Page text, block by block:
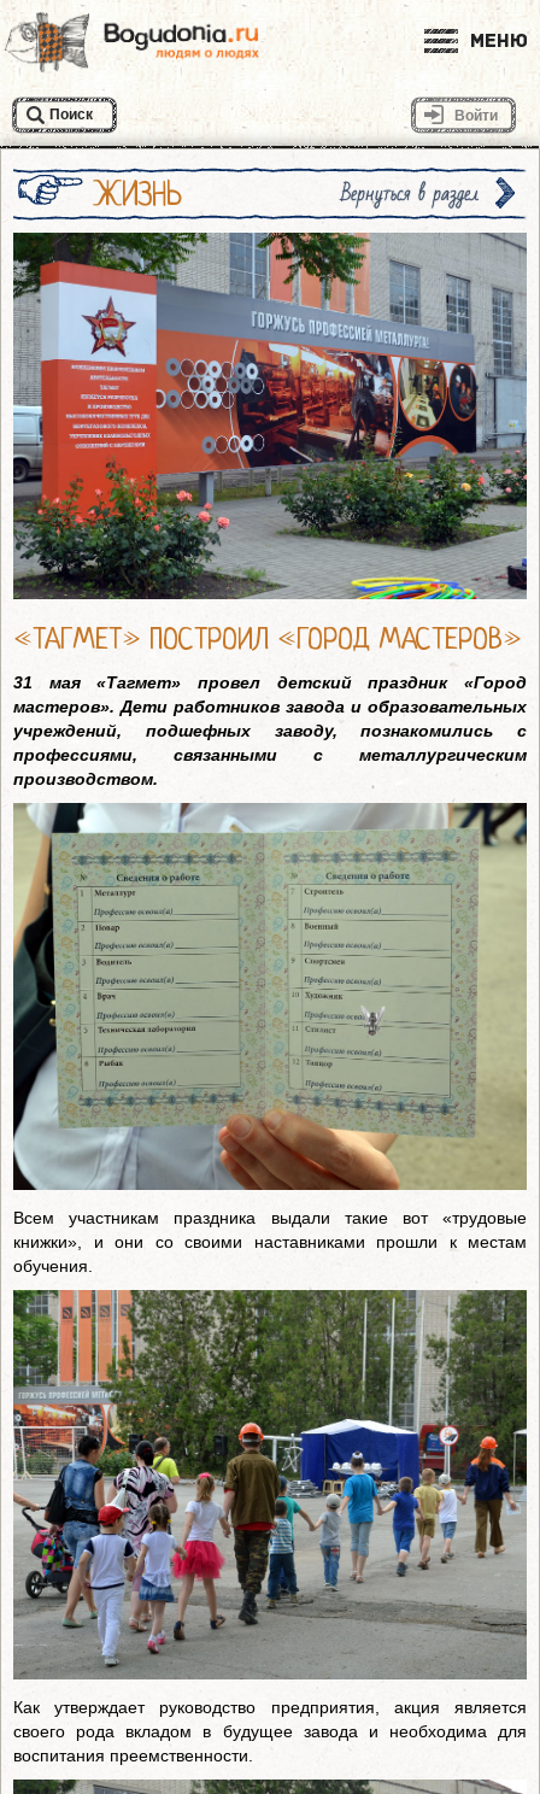
Меню
Поиск Войти
ЖИЗНЬ Вернуться в раздел
«ТАГМЕТ» ПОСТРОИЛ «ГОРОД МАСТЕРОВ»
31 мая «Тагмет» провел детский праздник «Город
мастеров». Дети работников завода и образовательных
учреждений, подшефных заводу, познакомились с
профессиями, связанными с металлургическим
производством.
Всем участникам праздника выдали такие вот «трудовые
книжки», и они со своими наставниками прошли к местам
обучения.
Как утверждает руководство предприятия, акция является
своего рода вкладом в будущее завода и необходима для
воспитания преемственности.